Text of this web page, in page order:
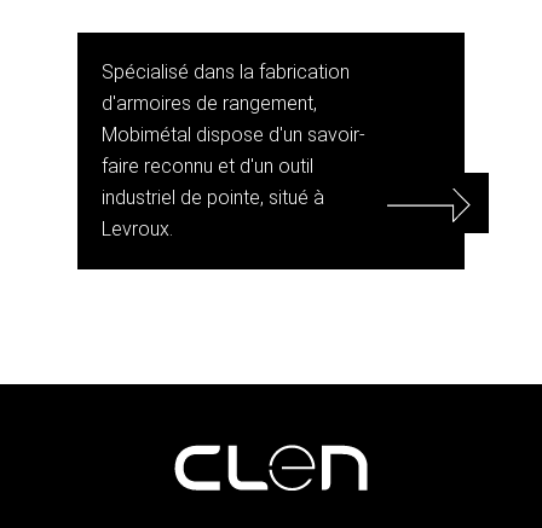
Spécialisé dans la fabrication
d'armoires de rangement,
Mobimétal dispose d'un savoir-
faire reconnu et d'un outil
industriel de pointe, situé à
Levroux.